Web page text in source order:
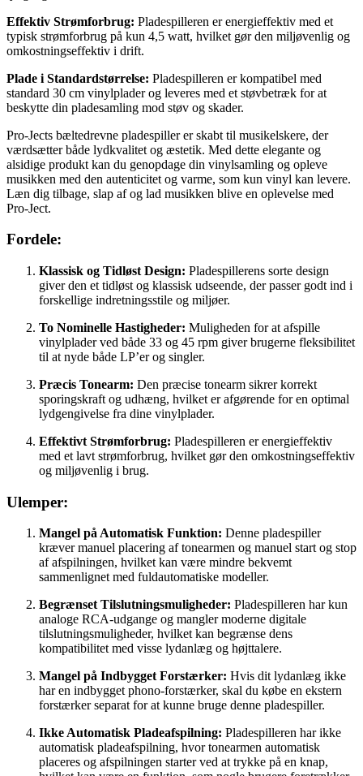
Effektiv Strømforbrug: Pladespilleren er energieffektiv med et
typisk strømforbrug på kun 4,5 watt, hvilket gør den miljøvenlig og
omkostningseffektiv i drift.
Plade i Standardstørrelse: Pladespilleren er kompatibel med
standard 30 cm vinylplader og leveres med et støvbetræk for at
beskytte din pladesamling mod støv og skader.
Pro-Jects bæltedrevne pladespiller er skabt til musikelskere, der
værdsætter både lydkvalitet og æstetik. Med dette elegante og
alsidige produkt kan du genopdage din vinylsamling og opleve
musikken med den autenticitet og varme, som kun vinyl kan levere.
Læn dig tilbage, slap af og lad musikken blive en oplevelse med
Pro-Ject.
Fordele:
Klassisk og Tidløst Design: Pladespillerens sorte design
giver den et tidløst og klassisk udseende, der passer godt ind i
forskellige indretningsstile og miljøer.
To Nominelle Hastigheder: Muligheden for at afspille
vinylplader ved både 33 og 45 rpm giver brugerne fleksibilitet
til at nyde både LP’er og singler.
Præcis Tonearm: Den præcise tonearm sikrer korrekt
sporingskraft og udhæng, hvilket er afgørende for en optimal
lydgengivelse fra dine vinylplader.
Effektivt Strømforbrug: Pladespilleren er energieffektiv
med et lavt strømforbrug, hvilket gør den omkostningseffektiv
og miljøvenlig i brug.
Ulemper:
Mangel på Automatisk Funktion: Denne pladespiller
kræver manuel placering af tonearmen og manuel start og stop
af afspilningen, hvilket kan være mindre bekvemt
sammenlignet med fuldautomatiske modeller.
Begrænset Tilslutningsmuligheder: Pladespilleren har kun
analoge RCA-udgange og mangler moderne digitale
tilslutningsmuligheder, hvilket kan begrænse dens
kompatibilitet med visse lydanlæg og højttalere.
Mangel på Indbygget Forstærker: Hvis dit lydanlæg ikke
har en indbygget phono-forstærker, skal du købe en ekstern
forstærker separat for at kunne bruge denne pladespiller.
Ikke Automatisk Pladeafspilning: Pladespilleren har ikke
automatisk pladeafspilning, hvor tonearmen automatisk
placeres og afspilningen starter ved at trykke på en knap,